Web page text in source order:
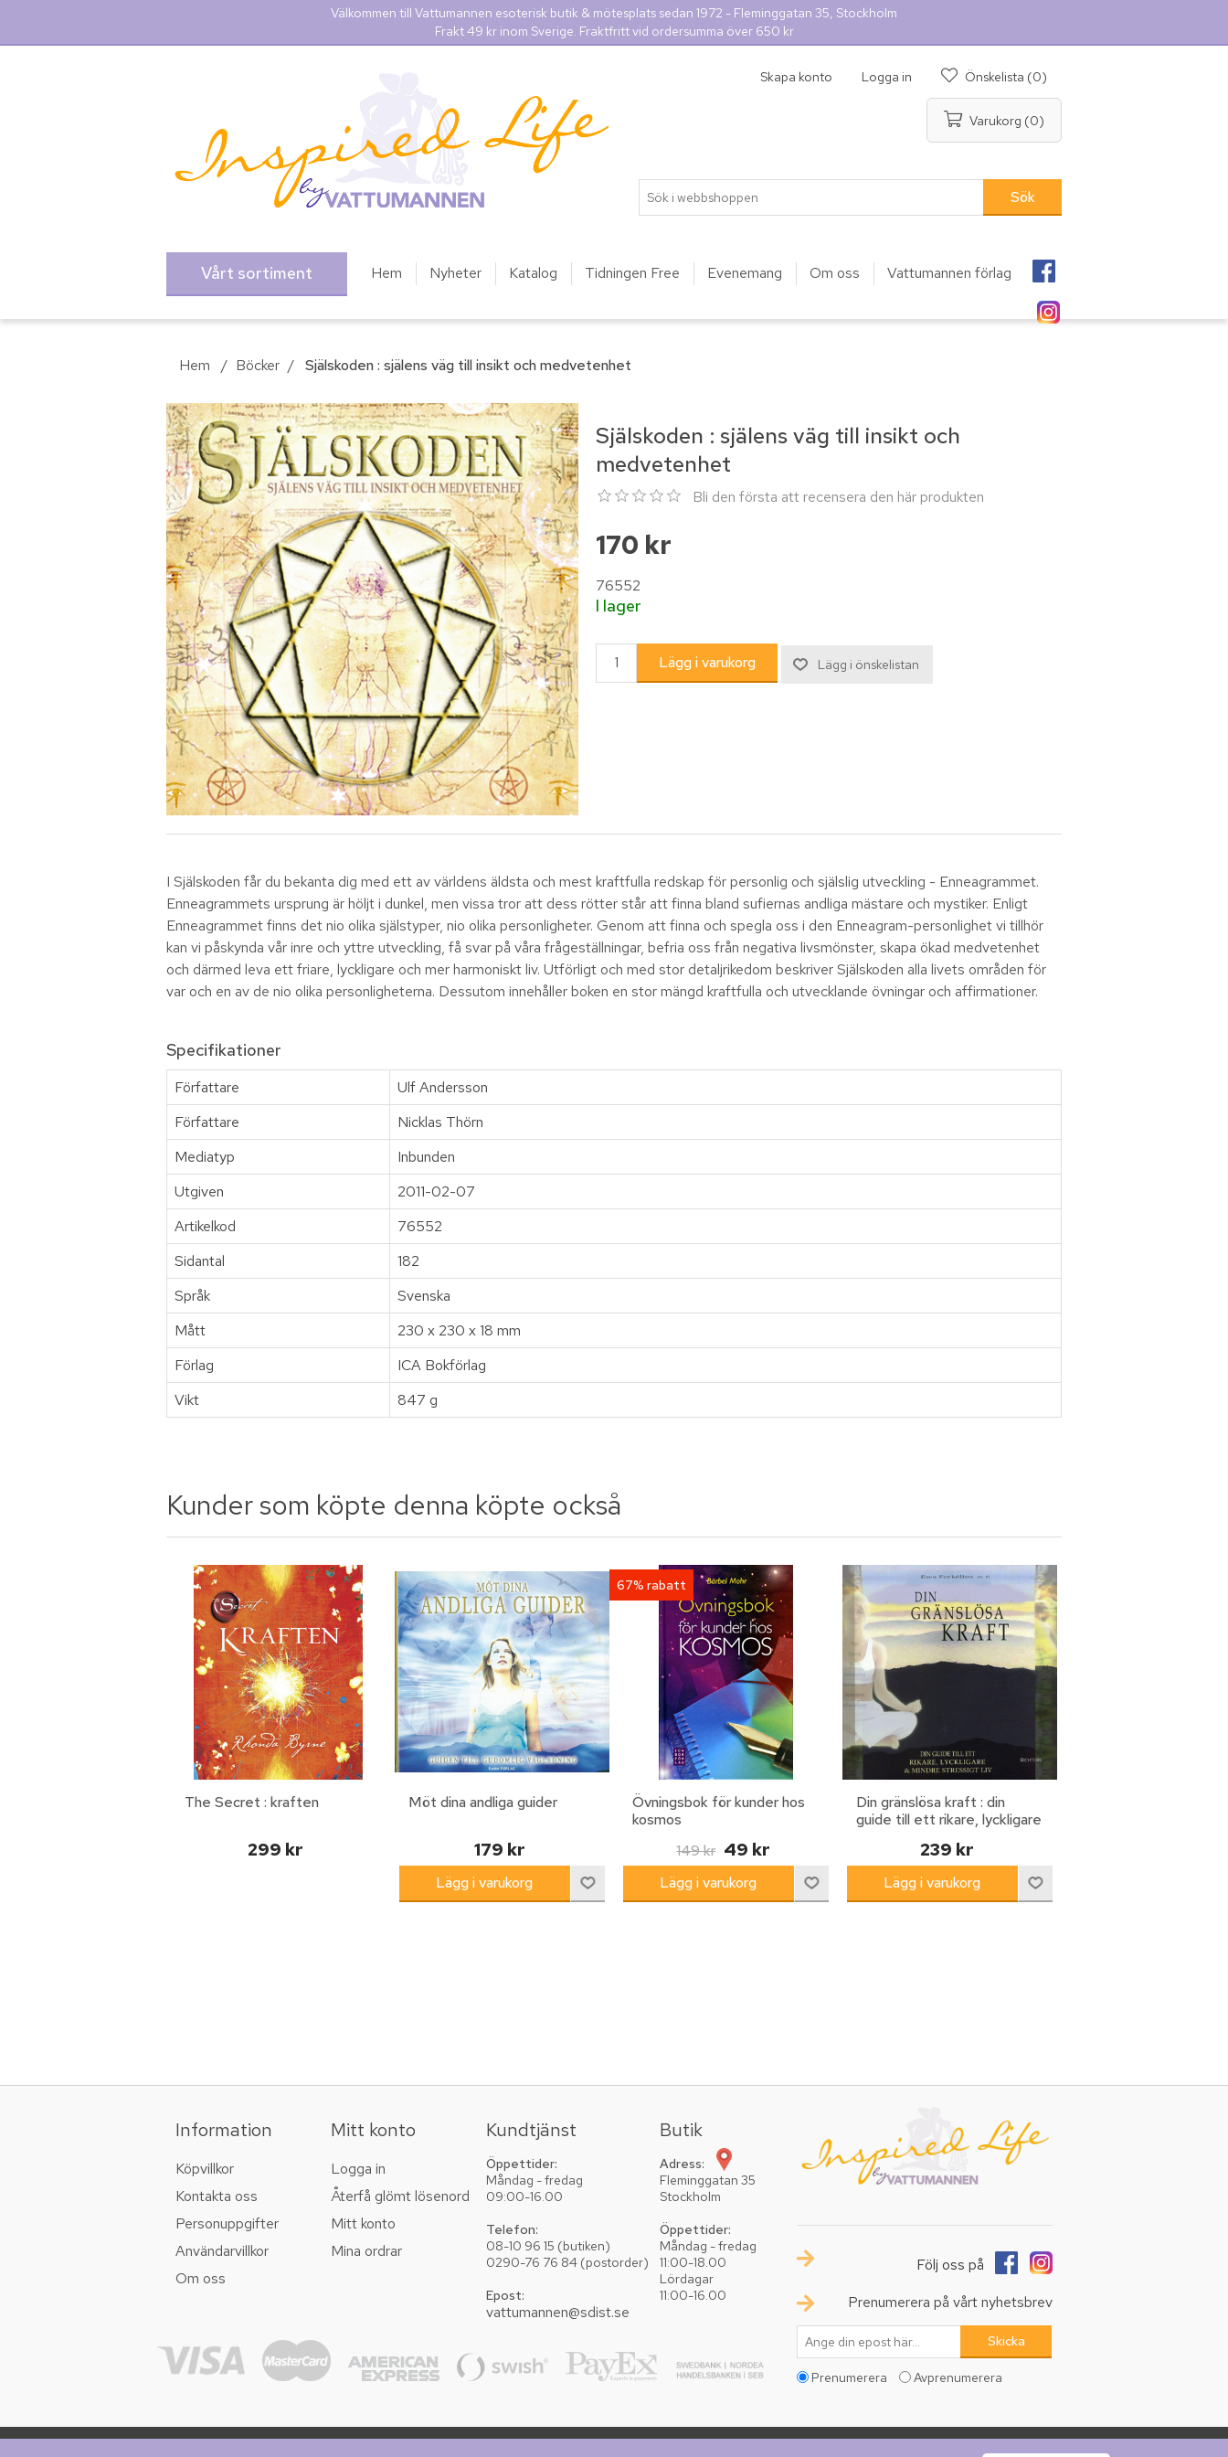
Välkommen till Vattumannen esoterisk butik & mötesplats sedan 1972 - Fleminggatan 35, Stockholm
Frakt 49 kr inom Sverige. Fraktfritt vid ordersumma över 650 kr
Skapa konto Logga in Önskelista (0)
Varukorg (0)
Vårt sortiment Hem Nyheter Katalog Tidningen Free Evenemang Om oss Vattumannen förlag
Hem / Böcker / Själskoden : själens väg till insikt och medvetenhet
Själskoden : själens väg till insikt och
medvetenhet
Bli den första att recensera den här produkten
170 kr
76552
I lager
I Själskoden får du bekanta dig med ett av världens äldsta och mest kraftfulla redskap för personlig och själslig utveckling - Enneagrammet.
Enneagrammets ursprung är höljt i dunkel, men vissa tror att dess rötter står att finna bland sufiernas andliga mästare och mystiker. Enligt
Enneagrammet finns det nio olika själstyper, nio olika personligheter. Genom att finna och spegla oss i den Enneagram-personlighet vi tillhör
kan vi påskynda vår inre och yttre utveckling, få svar på våra frågeställningar, befria oss från negativa livsmönster, skapa ökad medvetenhet
och därmed leva ett friare, lyckligare och mer harmoniskt liv. Utförligt och med stor detaljrikedom beskriver Själskoden alla livets områden för
var och en av de nio olika personligheterna. Dessutom innehåller boken en stor mängd kraftfulla och utvecklande övningar och affirmationer.
Specifikationer
Författare
Ulf Andersson
Författare
Nicklas Thörn
Mediatyp
Inbunden
Utgiven
2011-02-07
Artikelkod
76552
Sidantal
182
Språk
Svenska
Mått
230 x 230 x 18 mm
Förlag
ICA Bokförlag
Vikt
847 g
Kunder som köpte denna köpte också
The Secret : kraften
299 kr
Möt dina andliga guider
179 kr
67% rabatt
Övningsbok för kunder hos
kosmos
149 kr 49 kr
Din gränslösa kraft : din
guide till ett rikare, lyckligare
239 kr
Information
Köpvillkor
Kontakta oss
Personuppgifter
Användarvillkor
Om oss
Mitt konto
Logga in
Återfå glömt lösenord
Mitt konto
Mina ordrar
Kundtjänst
Öppettider:
Måndag - fredag
09:00-16.00
Telefon:
08-10 96 15 (butiken)
0290-76 76 84 (postorder)
Epost:
vattumannen@sdist.se
Butik
Adress:
Fleminggatan 35
Stockholm
Öppettider:
Måndag - fredag
11:00-18.00
Lördagar
11:00-16.00
Följ oss på
Prenumerera på vårt nyhetsbrev
Prenumerera Avprenumerera